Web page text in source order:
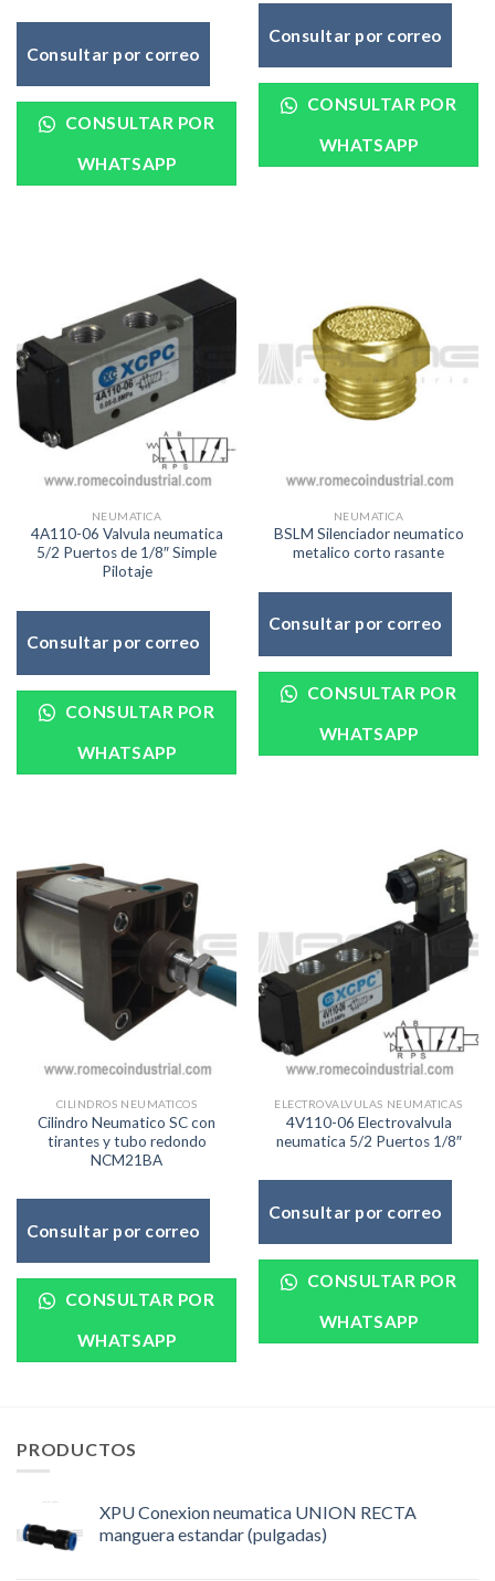
Consultar por correo
CONSULTAR POR
WHATSAPP
Consultar por correo
CONSULTAR POR
WHATSAPP
NEUMATICA
4A110-06 Valvula neumatica
5/2 Puertos de 1/8″ Simple
Pilotaje
Consultar por correo
CONSULTAR POR
WHATSAPP
NEUMATICA
BSLM Silenciador neumatico
metalico corto rasante
Consultar por correo
CONSULTAR POR
WHATSAPP
CILINDROS NEUMATICOS
Cilindro Neumatico SC con
tirantes y tubo redondo
NCM21BA
Consultar por correo
CONSULTAR POR
WHATSAPP
ELECTROVALVULAS NEUMATICAS
4V110-06 Electrovalvula
neumatica 5/2 Puertos 1/8″
Consultar por correo
CONSULTAR POR
WHATSAPP
PRODUCTOS
XPU Conexion neumatica UNION RECTA
manguera estandar (pulgadas)